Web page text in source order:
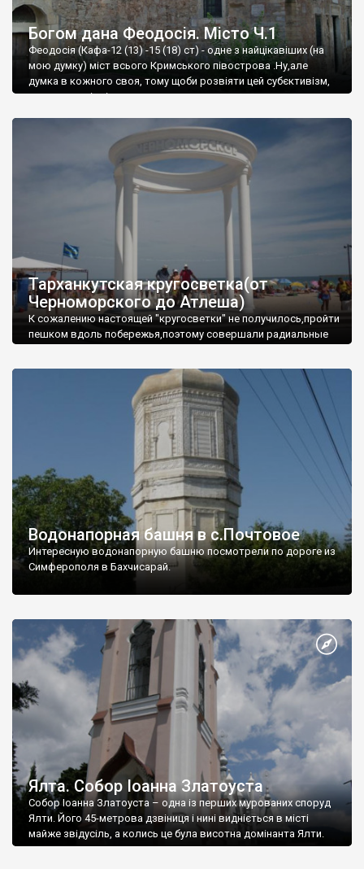
Богом дана Феодосія. Місто Ч.1
Феодосія (Кафа-12 (13) -15 (18) ст) - одне з найцікавіших (на
мою думку) міст всього Кримського півострова .Ну,але
думка в кожного своя, тому щоби розвіяти цей субєктивізм,
запрошую відвідати це
Тарханкутская кругосветка(от
Черноморского до Атлеша)
К сожалению настоящей "кругосветки" не получилось,пройти
пешком вдоль побережья,поэтому совершали радиальные
Водонапорная башня в с.Почтовое
Интересную водонапорную башню посмотрели по дороге из
Симферополя в Бахчисарай.
Ялта. Собор Іоанна Златоуста
Собор Іоанна Златоуста – одна із перших мурованих споруд
Ялти. Його 45-метрова дзвіниця і нині видніється в місті
майже звідусіль, а колись це була висотна домінанта Ялти.